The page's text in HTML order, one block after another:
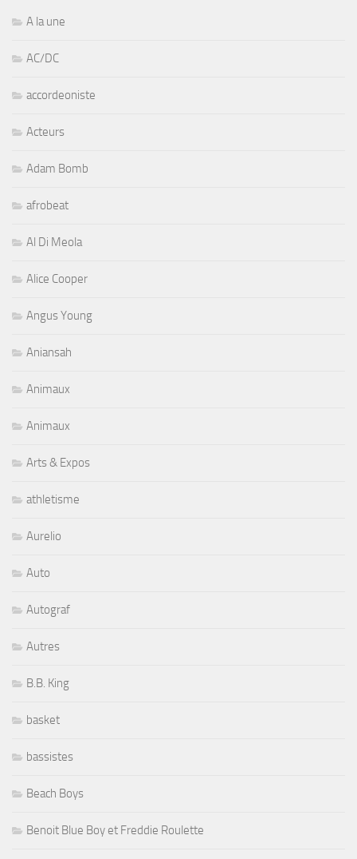
A la une
AC/DC
accordeoniste
Acteurs
Adam Bomb
afrobeat
Al Di Meola
Alice Cooper
Angus Young
Aniansah
Animaux
Animaux
Arts & Expos
athletisme
Aurelio
Auto
Autograf
Autres
B.B. King
basket
bassistes
Beach Boys
Benoit Blue Boy et Freddie Roulette